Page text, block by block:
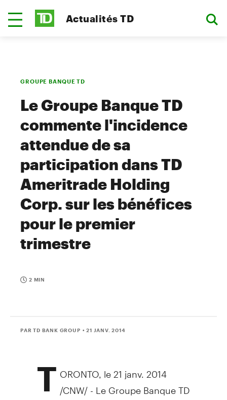
Actualités TD
GROUPE BANQUE TD
Le Groupe Banque TD
commente l'incidence
attendue de sa
participation dans TD
Ameritrade Holding
Corp. sur les bénéfices
pour le premier
trimestre
2 MIN
PAR TD BANK GROUP • 21 JANV. 2014
T ORONTO , le 21 janv. 2014
/CNW/ -Le Groupe Banque TD